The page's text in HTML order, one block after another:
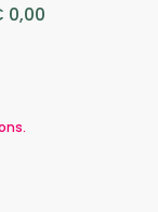
0,00